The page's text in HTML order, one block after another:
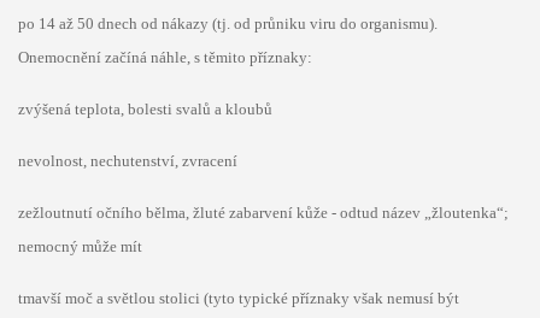
po 14 až 50 dnech od nákazy (tj. od průniku viru do organismu).
Onemocnění začíná náhle, s těmito příznaky:
zvýšená teplota, bolesti svalů a kloubů
nevolnost, nechutenství, zvracení
zežloutnutí očního bělma, žluté zabarvení kůže - odtud název „žloutenka“;
nemocný může mít
tmavší moč a světlou stolici (tyto typické příznaky však nemusí být